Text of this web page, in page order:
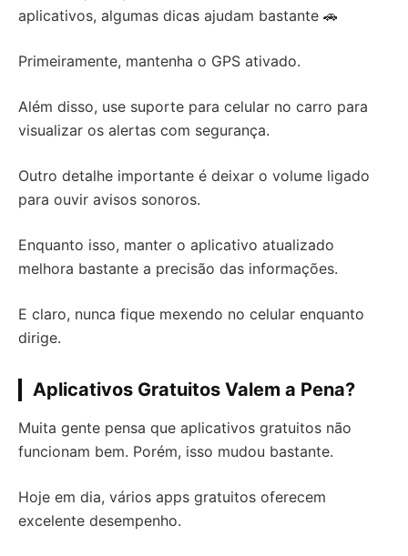
aplicativos, algumas dicas ajudam bastante 🚗
Primeiramente, mantenha o GPS ativado.
Além disso, use suporte para celular no carro para
visualizar os alertas com segurança.
Outro detalhe importante é deixar o volume ligado
para ouvir avisos sonoros.
Enquanto isso, manter o aplicativo atualizado
melhora bastante a precisão das informações.
E claro, nunca fique mexendo no celular enquanto
dirige.
Aplicativos Gratuitos Valem a Pena?
Muita gente pensa que aplicativos gratuitos não
funcionam bem. Porém, isso mudou bastante.
Hoje em dia, vários apps gratuitos oferecem
excelente desempenho.